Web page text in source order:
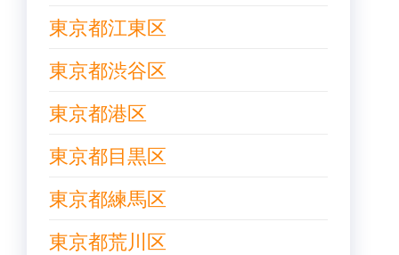
東京都江東区
東京都渋谷区
東京都港区
東京都目黒区
東京都練馬区
東京都荒川区